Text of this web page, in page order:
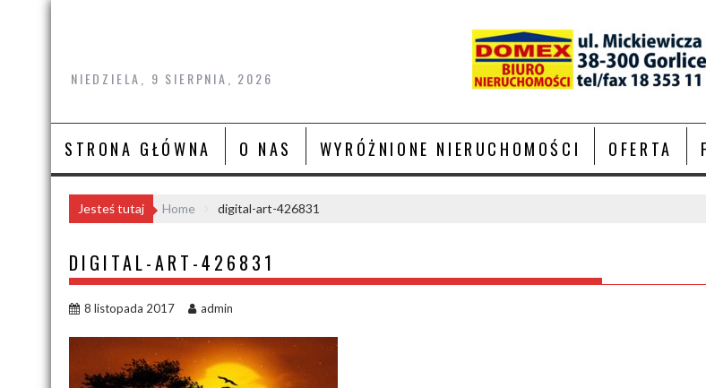
Skip
NIEDZIELA, 9 SIERPNIA, 2026
STRONA GŁÓWNA O NAS WYRÓŻNIONE NIERUCHOMOŚCI OFERTA
Jesteś tutaj Home digital-art-426831
DIGITAL-ART-426831
8 listopada 2017 admin